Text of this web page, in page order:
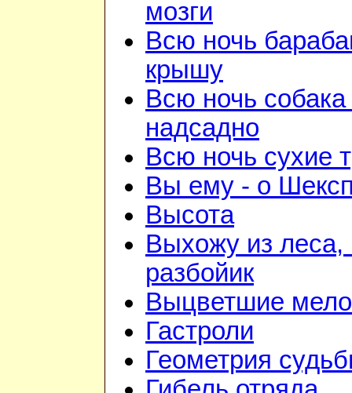
мозги
Всю ночь
крышу
Всю ночь
надсадно
Всю ночь сухие
Вы ему - о
Высота
Выхожу из леса,
разбойик
Выцветшие
Гастроли
Геометрия